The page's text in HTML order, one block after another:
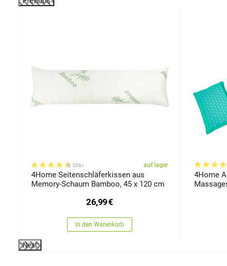
308x auf lager
4Home Seitenschläferkissen aus
Memory-Schaum Bamboo, 45 x 120 cm
26,99€
In den Warenkorb
4Home
Next